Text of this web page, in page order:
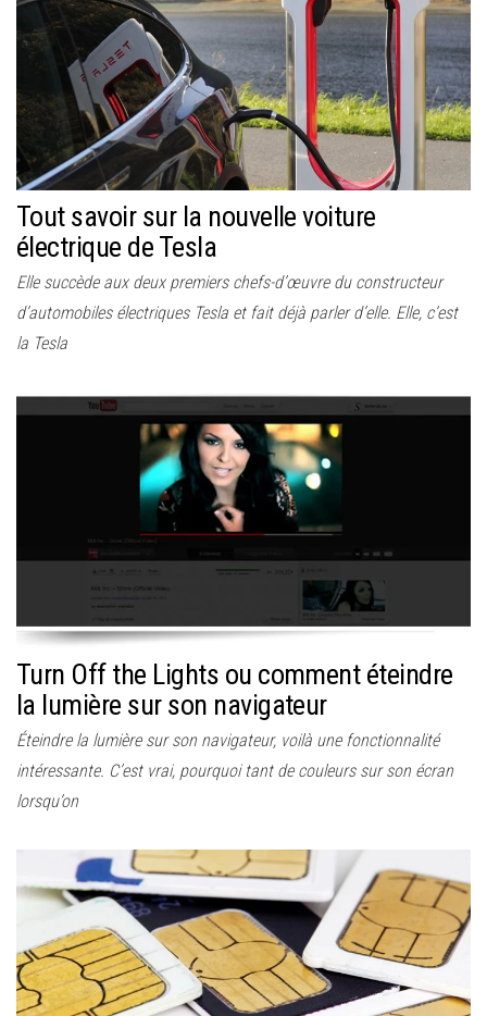
Tout savoir sur la nouvelle voiture
électrique de Tesla
Elle succède aux deux premiers chefs-d’œuvre du constructeur
d’automobiles électriques Tesla et fait déjà parler d’elle. Elle, c’est
la Tesla
Turn Off the Lights ou comment éteindre
la lumière sur son navigateur
Éteindre la lumière sur son navigateur, voilà une fonctionnalité
intéressante. C’est vrai, pourquoi tant de couleurs sur son écran
lorsqu’on